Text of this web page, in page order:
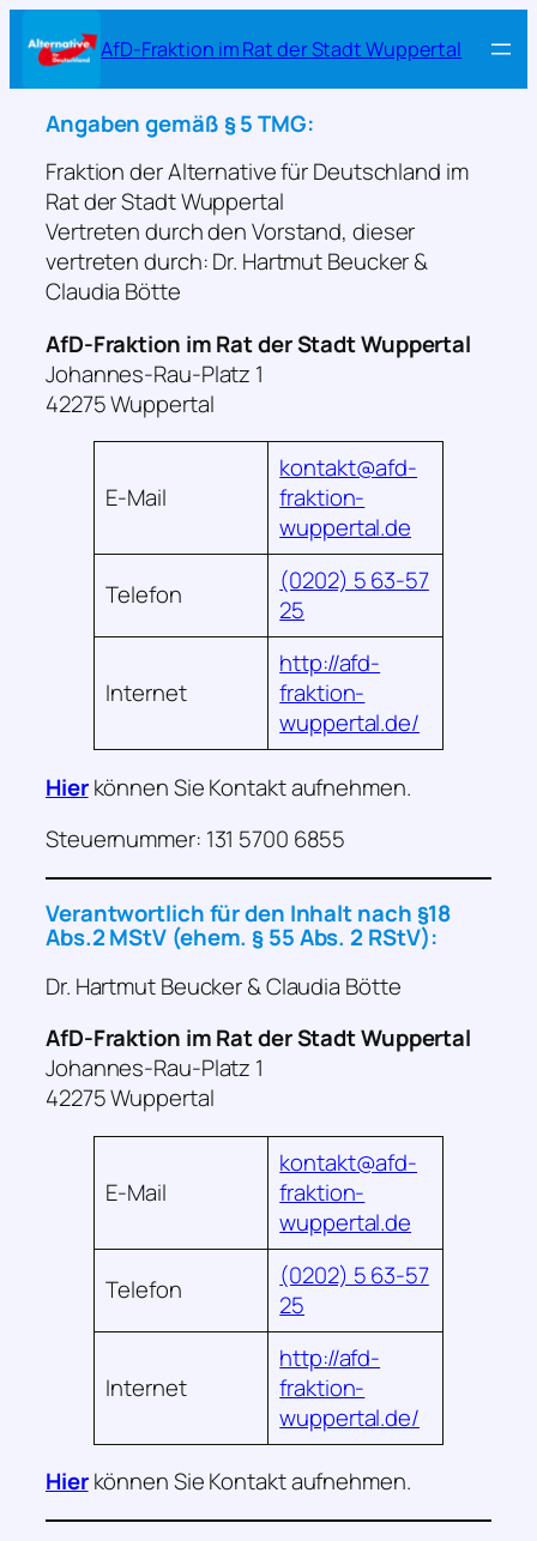
Inhalt
springen
AfD-Fraktion im Rat der Stadt Wuppertal
Angaben gemäß § 5 TMG:
Fraktion der Alternative für Deutschland im
Rat der Stadt Wuppertal
Vertreten durch den Vorstand, dieser
vertreten durch: Dr. Hartmut Beucker &
Claudia Bötte
AfD-Fraktion im Rat der Stadt Wuppertal
Johannes-Rau-Platz 1
42275 Wuppertal
E-Mail
kontakt@afd-
fraktion-
wuppertal.de
Telefon
(0202) 5 63-57
25
Internet
http://afd-
fraktion-
wuppertal.de/
Hierkönnen Sie Kontakt aufnehmen.
Steuernummer: 131 5700 6855
Verantwortlich für den Inhalt nach §18
Abs.2 MStV (ehem. § 55 Abs. 2 RStV):
Dr. Hartmut Beucker & Claudia Bötte
AfD-Fraktion im Rat der Stadt Wuppertal
Johannes-Rau-Platz 1
42275 Wuppertal
E-Mail
kontakt@afd-
fraktion-
wuppertal.de
Telefon
(0202) 5 63-57
25
Internet
http://afd-
fraktion-
wuppertal.de/
Hierkönnen Sie Kontakt aufnehmen.